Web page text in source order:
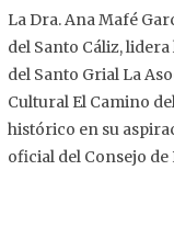
8
2
2
La Dra. Ana Mafé
del Santo Cáliz,
del Santo Grial La
Cultural El Camino
histórico en su
oficial del Consejo